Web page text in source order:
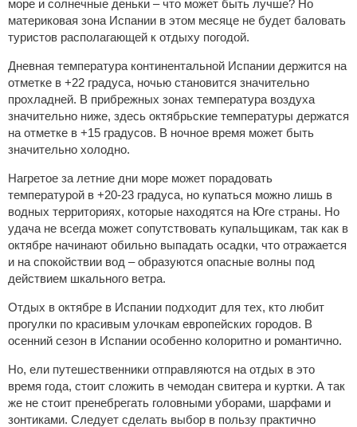
море и солнечные деньки – что может быть лучше? Но
материковая зона Испании в этом месяце не будет баловать
туристов располагающей к отдыху погодой.
Дневная температура континентальной Испании держится на
отметке в +22 градуса, ночью становится значительно
прохладней. В прибрежных зонах температура воздуха
значительно ниже, здесь октябрьские температуры держатся
на отметке в +15 градусов. В ночное время может быть
значительно холодно.
Нагретое за летние дни море может порадовать
температурой в +20-23 градуса, но купаться можно лишь в
водных территориях, которые находятся на Юге страны. Но
удача не всегда может сопутствовать купальщикам, так как в
октябре начинают обильно выпадать осадки, что отражается
и на спокойствии вод – образуются опасные волны под
действием шкального ветра.
Отдых в октябре в Испании подходит для тех, кто любит
прогулки по красивым улочкам европейских городов. В
осенний сезон в Испании особенно колоритно и романтично.
Но, ели путешественники отправляются на отдых в это
время года, стоит сложить в чемодан свитера и куртки. А так
же не стоит пренебрегать головными уборами, шарфами и
зонтиками. Следует сделать выбор в пользу практично